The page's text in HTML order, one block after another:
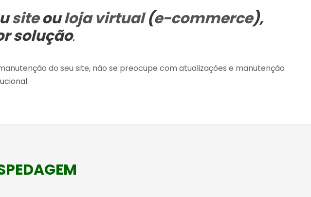
siteouloja virtual(e-commerce),
solução.
do seu site, não se preocupe com atualizações e manutenção
.